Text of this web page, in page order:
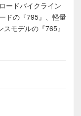
ードバイクライン
ドの『795』、軽量
モデルの『765』